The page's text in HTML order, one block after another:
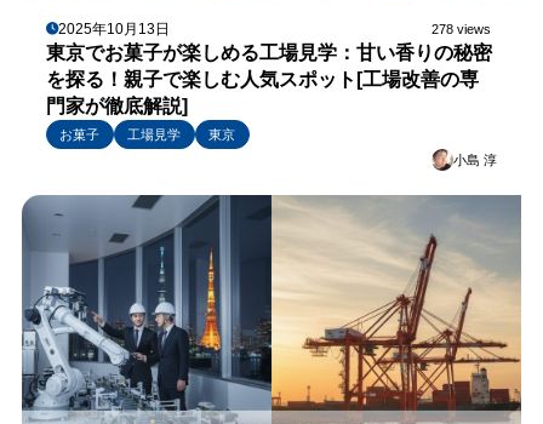
2025年10月13日 278 views
東京でお菓子が楽しめる工場見学：甘い香りの秘密
を探る！親子で楽しむ人気スポット[工場改善の専
門家が徹底解説]
お菓子 工場見学
東京
小島 淳